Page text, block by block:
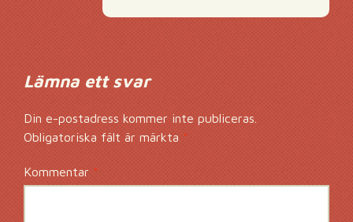
Lämna ett svar
Din e-postadress kommer inte publiceras.
Obligatoriska fält är märkta*
Kommentar*